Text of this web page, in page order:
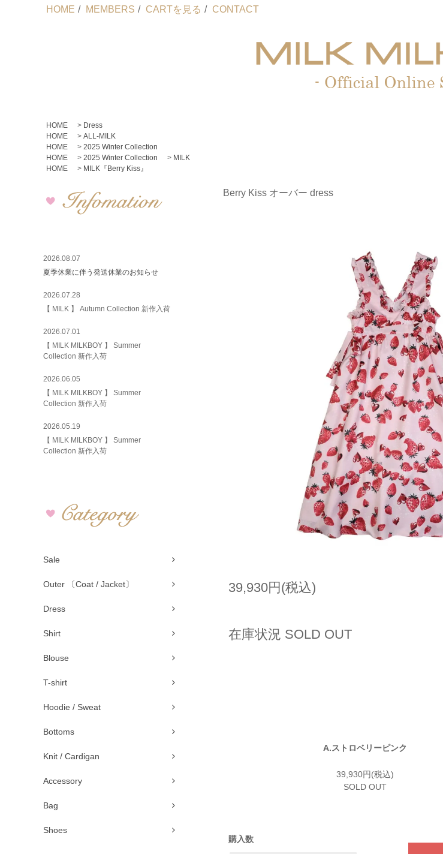
HOME / MEMBERS / CARTを見る / CONTACT
HOME > Dress
HOME
> ALL-MILK
HOME
> 2025 Winter Collection
HOME
> 2025 Winter Collection > MILK
HOME
> MILK『Berry Kiss』
2026.08.07
夏季休業に伴う発送休業のお知らせ
2026.07.28
【 MILK 】 Autumn Collection 新作入荷
2026.07.01
【 MILK MILKBOY 】 Summer
Collection 新作入荷
2026.06.05
【 MILK MILKBOY 】 Summer
Collection 新作入荷
2026.05.19
【 MILK MILKBOY 】 Summer
Collection 新作入荷
Sale
Outer 〔Coat / Jacket〕
Dress
Shirt
Blouse
T-shirt
Hoodie / Sweat
Bottoms
Knit / Cardigan
Accessory
Bag
Shoes
Berry Kiss オーバー dress
39,930円(税込)
在庫状況 SOLD OUT
A.ストロベリーピンク
39,930円(税込)
SOLD OUT
購入数